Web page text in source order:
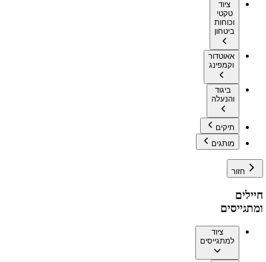
ציוד
טקטי
וכוחות
ביטחון
אאוטדור
וקמפינג
ביגוד
והנעלה
תיקים
מותגים
חזור
חיילים
ומתגייסים
ציוד
למתגייסים